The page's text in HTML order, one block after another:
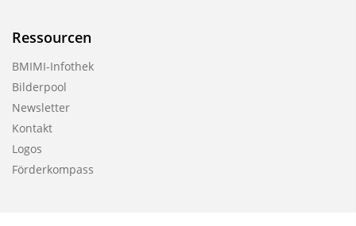
Ressourcen
BMIMI-Infothek
Bilderpool
Newsletter
Kontakt
Logos
Förderkompass